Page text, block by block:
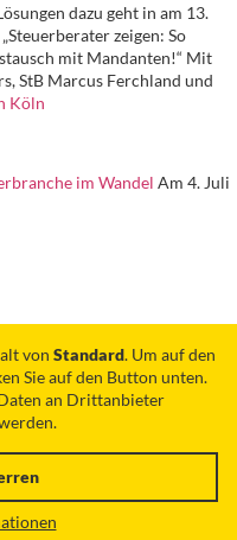
dazu geht in am 13.
zeigen: So
mit Mandanten!“ Mit
StB Marcus Ferchland und
Köln
im Wandel Am 4. Juli
von Standard. Um auf den
Sie auf den Button unten.
an Drittanbieter